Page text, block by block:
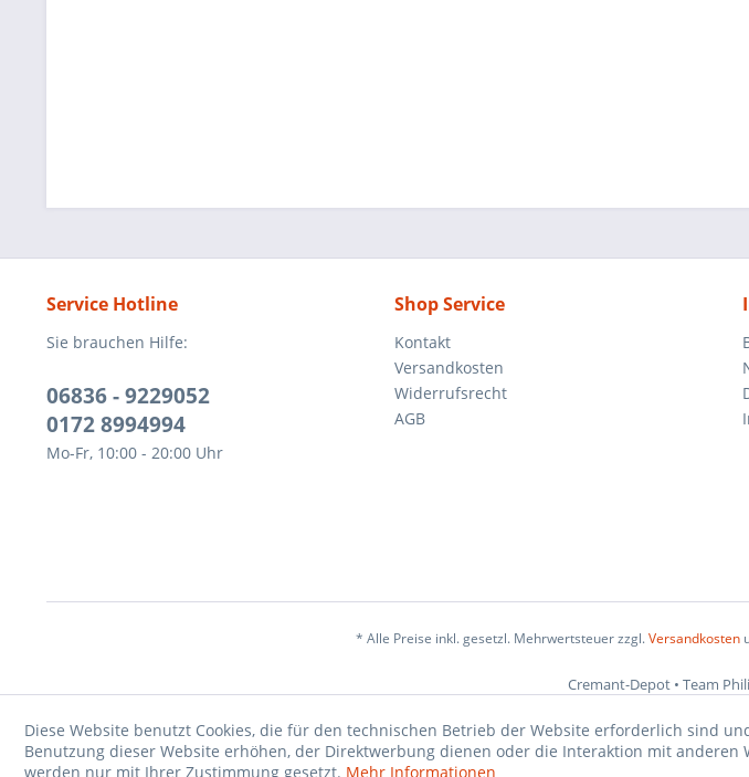
Service Hotline
Sie brauchen Hilfe:
06836 - 9229052
0172 8994994
Mo-Fr, 10:00 - 20:00 Uhr
Shop Service
Kontakt
Versandkosten
Widerrufsrecht
AGB
* Alle Preise inkl. gesetzl. Mehrwertsteuer zzgl.Versandkosten
Cremant-Depot • Team
Diese Website benutzt Cookies, die für den technischen Betrieb der Website erforderlich sind
Benutzung dieser Website erhöhen, der Direktwerbung dienen oder die Interaktion mit anderen
werden nur mit Ihrer Zustimmung gesetzt. Mehr Informationen